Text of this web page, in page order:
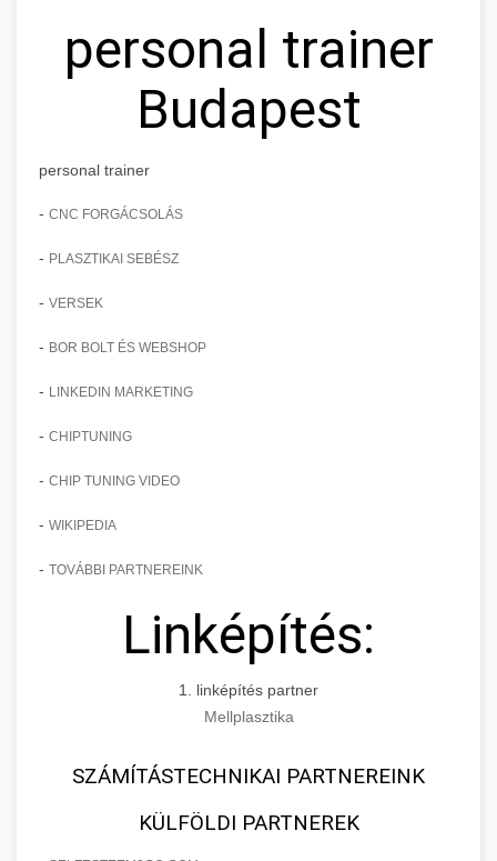
personal trainer
Budapest
personal trainer
- CNC FORGÁCSOLÁS
- PLASZTIKAI SEBÉSZ
- VERSEK
- BOR BOLT ÉS WEBSHOP
- LINKEDIN MARKETING
- CHIPTUNING
- CHIP TUNING VIDEO
- WIKIPEDIA
- TOVÁBBI PARTNEREINK
Linképítés:
1. linképítés partner
Mellplasztika
SZÁMÍTÁSTECHNIKAI PARTNEREINK
KÜLFÖLDI PARTNEREK